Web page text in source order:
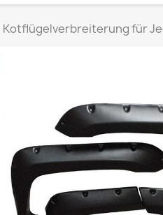
Kotflügelverbreiterung für